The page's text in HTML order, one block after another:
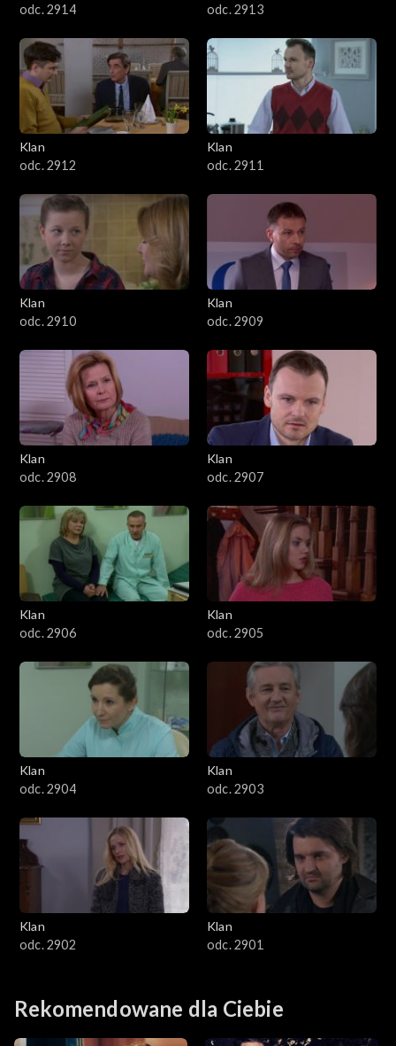
odc. 2914
odc. 2913
Klan
odc. 2912
Klan
odc. 2911
Klan
odc. 2910
Klan
odc. 2909
Klan
odc. 2908
Klan
odc. 2907
Klan
odc. 2906
Klan
odc. 2905
Klan
odc. 2904
Klan
odc. 2903
Klan
odc. 2902
Klan
odc. 2901
Rekomendowane dla Ciebie